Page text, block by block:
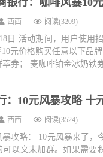
银行：咖啡风暴10
西西 阅读(3209)
日 活动期间，用户使用
元价格购买任意以下品
萃券； 麦咖啡铂金冰奶铁
：10元风暴攻略 十
西西 阅读(3524)
暴攻略： 10元风暴来了
可以文末加群。如果需要